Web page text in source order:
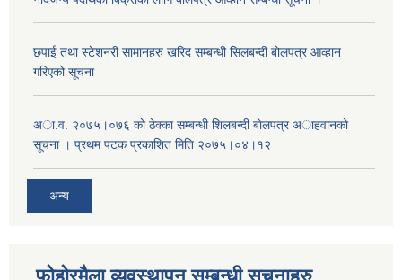
छपाई तथा स्टेशनरी सामानहरु खरिद सम्बन्धी सिलबन्दी बोलपत्र आव्हान
गरिएको सूचना
अा.व. २०७५।०७६ काे ठेक्का सम्बन्धी शिलबन्दी बाेलपत्र अाहवानकाे
सूचना । प्रथम पटक प्रकाशित मिति २०७५।०४।१२
अन्य
फोहोरमैला व्यवस्थापन सम्बन्धी सूचनाहरु